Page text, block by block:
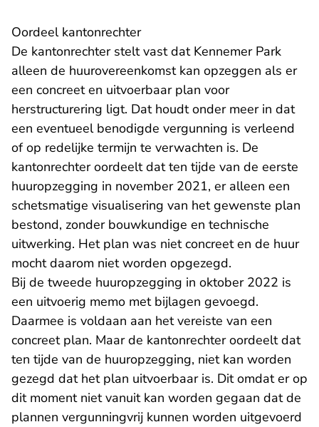
Oordeel kantonrechter
De kantonrechter stelt vast dat Kennemer Park
alleen de huurovereenkomst kan opzeggen als er
een concreet en uitvoerbaar plan voor
herstructurering ligt. Dat houdt onder meer in dat
een eventueel benodigde vergunning is verleend
of op redelijke termijn te verwachten is. De
kantonrechter oordeelt dat ten tijde van de eerste
huuropzegging in november 2021, er alleen een
schetsmatige visualisering van het gewenste plan
bestond, zonder bouwkundige en technische
uitwerking. Het plan was niet concreet en de huur
mocht daarom niet worden opgezegd.
Bij de tweede huuropzegging in oktober 2022 is
een uitvoerig memo met bijlagen gevoegd.
Daarmee is voldaan aan het vereiste van een
concreet plan. Maar de kantonrechter oordeelt dat
ten tijde van de huuropzegging, niet kan worden
gezegd dat het plan uitvoerbaar is. Dit omdat er op
dit moment niet vanuit kan worden gegaan dat de
plannen vergunningvrij kunnen worden uitgevoerd